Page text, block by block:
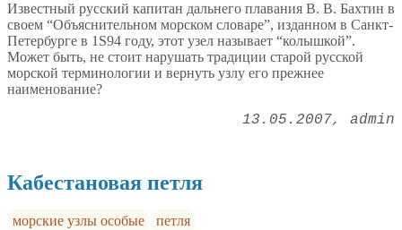
Известный русский капитан дальнего плавания В. В. Бахтин в
своем “Объяснительном морском словаре”, изданном в Санкт-
Петербурге в 1S94 году, этот узел называет “колышкой”.
Может быть, не стоит нарушать традиции старой русской
морской терминологии и вернуть узлу его прежнее
наименование?
13.05.2007 admin
Кабестановая петля
морские узлы особые петля